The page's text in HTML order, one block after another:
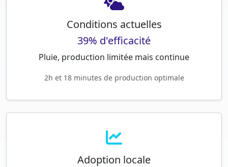
Conditions actuelles
39% d'efficacité
Pluie, production limitée mais continue
2h et 18 minutes de production optimale
Adoption locale